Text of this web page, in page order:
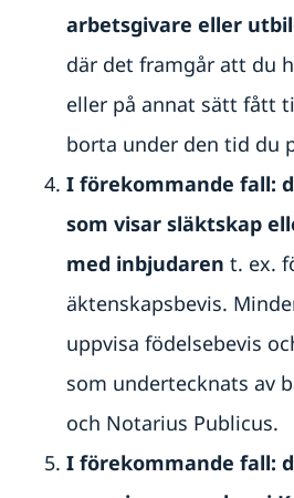
arbetsgivare eller
där det framgår att du
eller på annat sätt fått
borta under den tid du
I förekommande fall:
som visar släktskap
med inbjudaren t. ex.
äktenskapsbevis.
uppvisa födelsebevis
som undertecknats av
och Notarius Publicus.
I förekommande fall: